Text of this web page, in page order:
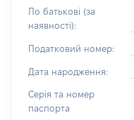
По батькові (за
наявності):
Податковий номер:
Дата народження:
Серія та номер
паспорта